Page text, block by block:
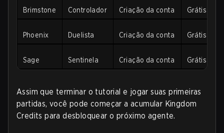
Brimstone Controlador Criação da conta Grátis 🎁
Phoenix Duelista Criação da conta Grátis 🎁
Sage Sentinela Criação da conta Grátis 🎁
Assim que terminar o tutorial e jogar suas primeiras
partidas, você pode começar a acumular Kingdom
Credits para desbloquear o próximo agente.